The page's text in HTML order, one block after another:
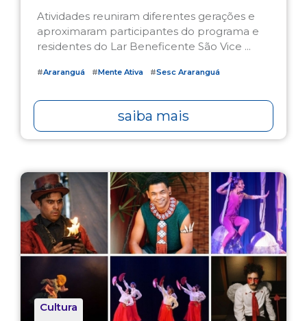
Atividades reuniram diferentes gerações e
aproximaram participantes do programa e
residentes do Lar Beneficente São Vice ...
#Araranguá #Mente Ativa #Sesc Araranguá
saiba mais
Cultura